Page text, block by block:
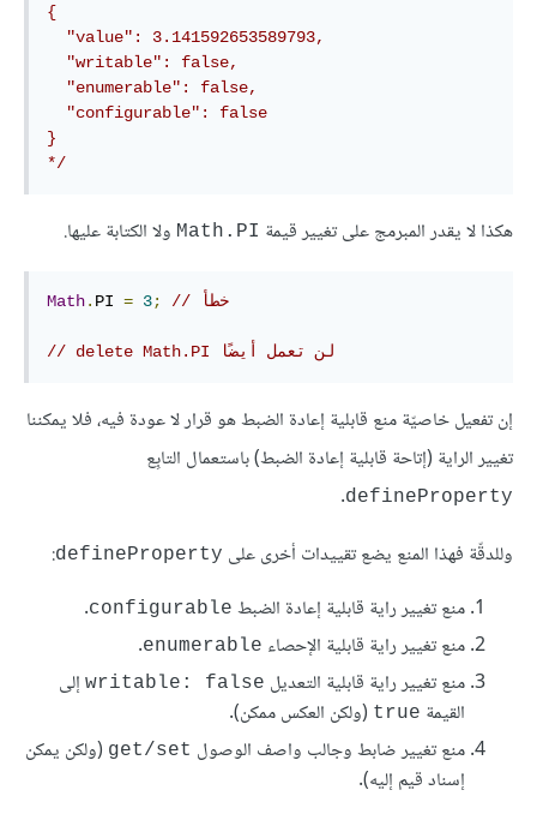
{
}
*/
هكذا لا يقدر المبرمج على تغيير قيمة Math.PI ولا الكتابة عليها.
Math. PI = 3; // خطأ
// delete Math.PI لن تعمل أيضًا
إن تفعيل خاصيّة منع قابلية إعادة الضبط هو قرار لا عودة فيه، فلا يمكننا
تغيير الراية (إتاحة قابلية إعادة الضبط) باستعمال التابِع
defineProperty
.
وللدقّة فهذا المنع يضع تقييدات أخرى على defineProperty
:
منع تغيير راية قابلية إعادة الضبط configurable
.
منع تغيير راية قابلية الإحصاء enumerable
.
منع تغيير راية قابلية التعديل writable: false إلى
القيمة true (ولكن العكس ممكن).
منع تغيير ضابط وجالب واصف الوصول get/set (ولكن يمكن
إسناد قيم إليه).